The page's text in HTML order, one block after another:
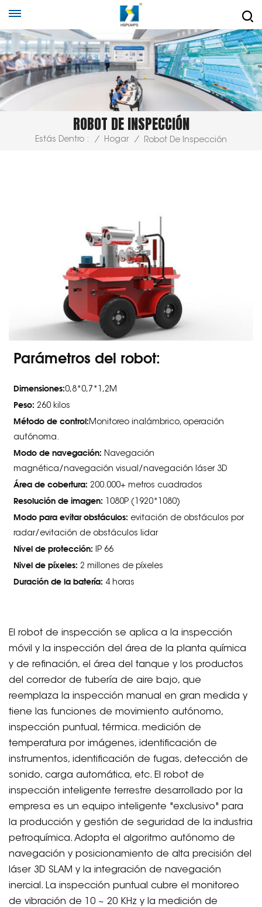
ROBOT DE INSPECCIÓN
Estás Dentro : / Hogar / Robot De Inspección
Parámetros del robot:
Dimensiones:0,8*0,7*1,2M
Peso: 260 kilos
Método de control:Monitoreo inalámbrico, operación
autónoma.
Modo de navegación: Navegación
magnética/navegación visual/navegación láser 3D
Área de cobertura: 200.000+ metros cuadrados
Resolución de imagen: 1080P (1920*1080)
Modo para evitar obstáculos: evitación de obstáculos por
radar/evitación de obstáculos lidar
Nivel de protección: IP 66
Nivel de píxeles: 2 millones de píxeles
Duración de la batería: 4 horas
El robot de inspección se aplica a la inspección
móvil y la inspección del área de la planta química
y de refinación, el área del tanque y los productos
del corredor de tubería de aire bajo, que
reemplaza la inspección manual en gran medida y
tiene las funciones de movimiento autónomo,
inspección puntual, térmica. medición de
temperatura por imágenes, identificación de
instrumentos, identificación de fugas, detección de
sonido, carga automática, etc. El robot de
inspección inteligente terrestre desarrollado por la
empresa es un equipo inteligente "exclusivo" para
la producción y gestión de seguridad de la industria
petroquímica. Adopta el algoritmo autónomo de
navegación y posicionamiento de alta precisión del
láser 3D SLAM y la integración de navegación
inercial. La inspección puntual cubre el monitoreo
de vibración de 10 ~ 20 KHz y la medición de